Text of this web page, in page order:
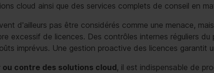
cloud ainsi que des services complets de conseil en
d'ailleurs pas être considérés comme une menace,
excessif de licences. Des contrôles internes réguliers
imprévus. Une gestion proactive des licences garantit
contre des solutions cloud, il est indispensable de